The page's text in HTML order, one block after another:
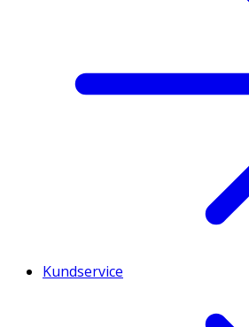
Kundservice